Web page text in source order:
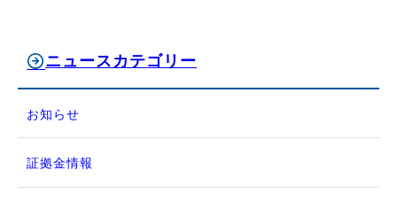
ニュースカテゴリー
お知らせ
証拠金情報